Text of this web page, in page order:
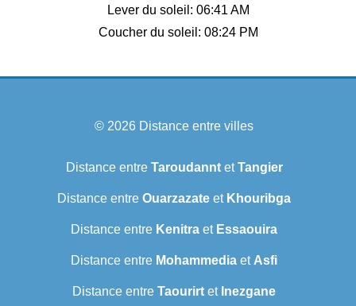
Lever du soleil: 06:41 AM
Coucher du soleil: 08:24 PM
© 2026 Distance entre villes
Distance entre TaroudanntetTangier
Distance entre Ouarzazate et Khouribga
Distance entre Kenitra et Essaouira
Distance entre Mohammedia et Asfi
Distance entre Taourirt et Inezgane